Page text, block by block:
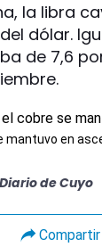
la libra
dólar.
de 7,6
mantuvo en
de Cuyo
Compartir